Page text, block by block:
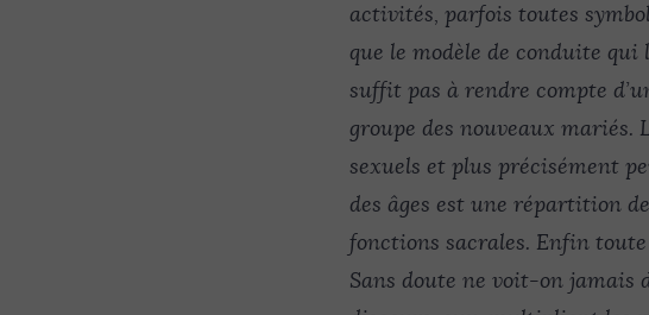
activités, parfois toutes
que le modèle de conduite
suffit pas à rendre compte
groupe des nouveaux
sexuels et plus précisément
des âges est une répartition
fonctions sacrales. Enfin toute
Sans doute ne voit-on jamais